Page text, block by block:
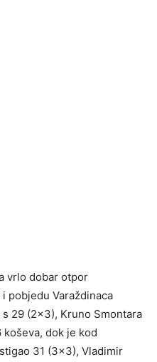
vrlo dobar otpor
pobjedu Varaždinaca
29 (2×3), Kruno Smontara
koševa, dok je kod
31 (3×3), Vladimir